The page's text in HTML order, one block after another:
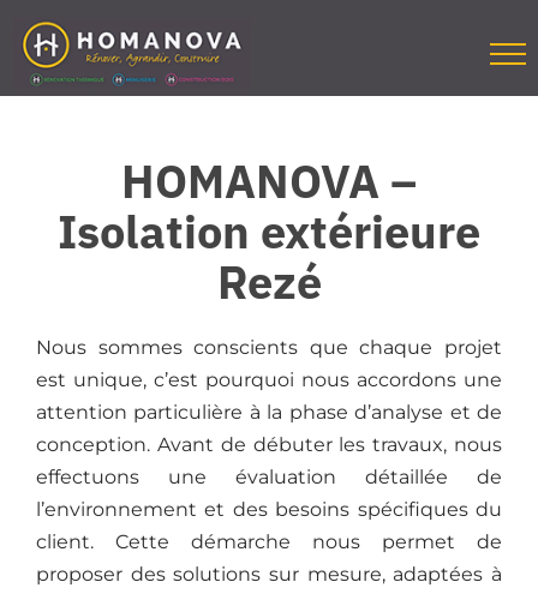
contenu
HOMANOVA –
Isolation extérieure
Rezé
Nous sommes conscients que chaque projet
est unique, c’est pourquoi nous accordons une
attention particulière à la phase d’analyse et de
conception. Avant de débuter les travaux, nous
effectuons une évaluation détaillée de
l’environnement et des besoins spécifiques du
client. Cette démarche nous permet de
proposer des solutions sur mesure, adaptées à